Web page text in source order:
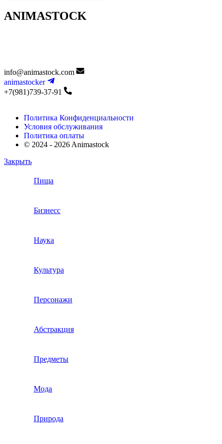
ANIMASTOCK
info@animastock.com
animastocker
+7(981)739-37-91
Политика Конфиденциальности
Условия обслуживания
Политика оплаты
© 2024 - 2026 Animastock
Закрыть
Пища
Бизнесс
Наука
Культура
Персонажи
Абстракция
Предметы
Мода
Природа